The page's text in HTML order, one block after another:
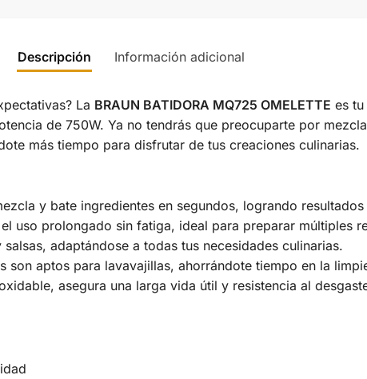
Descripción Información adicional
La BRAUN BATIDORA MQ725 OMELETTE es
de 750W. Ya no tendrás que preocuparte por
más tiempo para disfrutar de tus creaciones culinarias.
y bate ingredientes en segundos, logrando
uso prolongado sin fatiga, ideal para preparar múltiples
adaptándose a todas tus necesidades culinarias.
son aptos para lavavajillas, ahorrándote tiempo en la
asegura una larga vida útil y resistencia al